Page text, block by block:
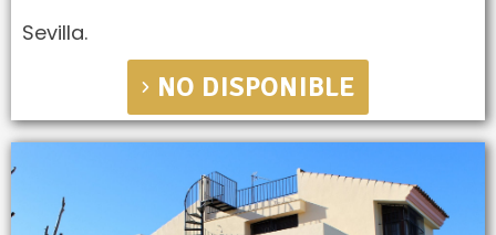
Sevilla.
NO DISPONIBLE